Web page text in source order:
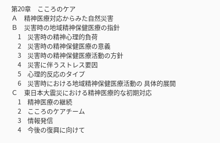
第20章 こころのケア
Ａ 精神医療対応からみた自然災害
Ｂ 災害時の地域精神保健医療の指針
1 災害時の精神心理的負荷
2 災害時の精神保健医療の意義
3 災害時の精神保健医療活動の方針
4 災害に伴うストレス要因
5 心理的反応のタイプ
6 災害時における地域精神保健医療活動の 具体的展開
Ｃ 東日本大震災における精神医療的な初期対応
1 精神医療の継続
2 こころのケアチーム
3 情報発信
4 今後の復興に向けて